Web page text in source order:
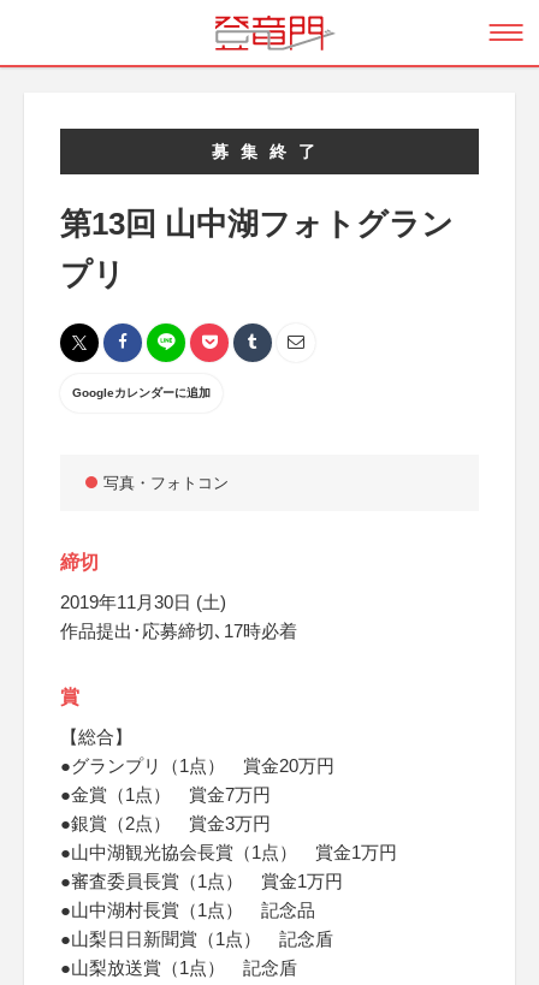
募集終了
第13回 山中湖フォトグラン
プリ
Googleカレンダーに追加
写真・フォトコン
締切
2019年11月30日 (土)
作品提出･応募締切､17時必着
賞
【総合】
●グランプリ（1点） 賞金20万円
●金賞（1点） 賞金7万円
●銀賞（2点） 賞金3万円
●山中湖観光協会長賞（1点） 賞金1万円
●審査委員長賞（1点） 賞金1万円
●山中湖村長賞（1点） 記念品
●山梨日日新聞賞（1点） 記念盾
●山梨放送賞（1点） 記念盾